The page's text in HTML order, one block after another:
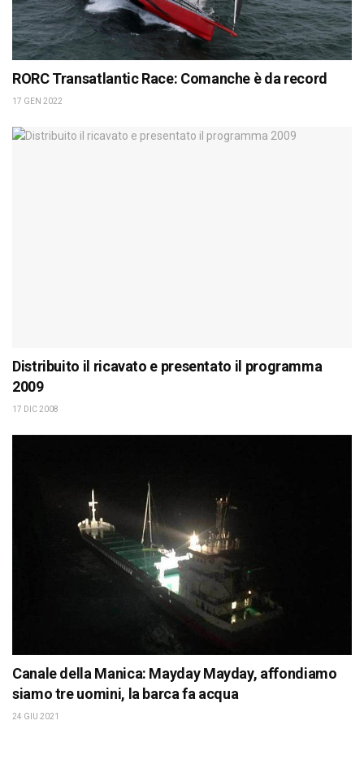
RORC Transatlantic Race: Comanche è da record
17 GEN 2022
Distribuito il ricavato e presentato il programma
2009
17 DIC 2008
Canale della Manica: Mayday Mayday, affondiamo
siamo tre uomini, la barca fa acqua
24 GIU 2021